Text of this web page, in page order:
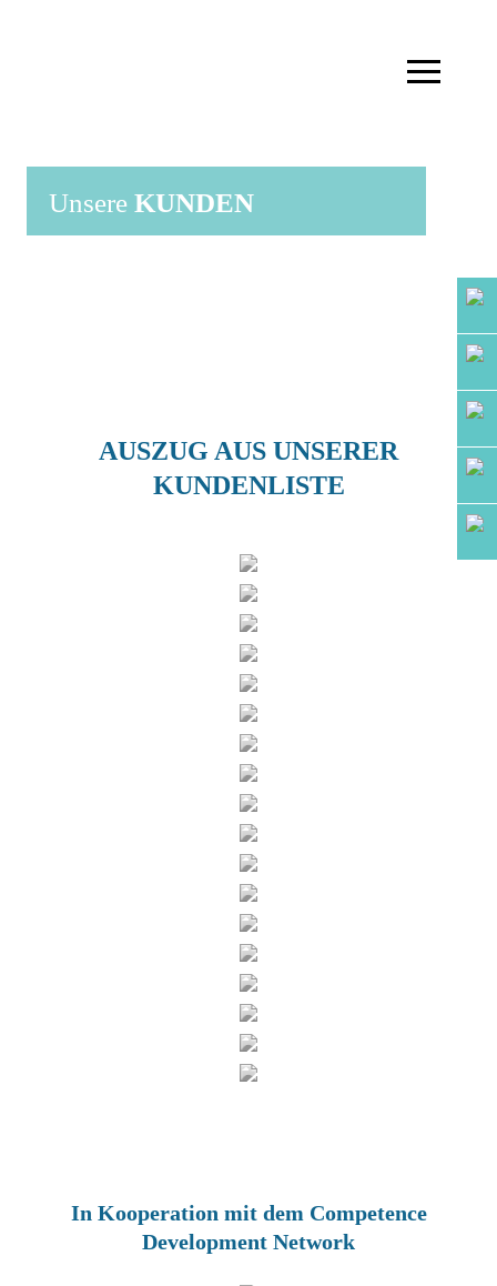
Unsere KUNDEN
AUSZUG AUS UNSERER
KUNDENLISTE
In Kooperation mit dem Competence
Development Network